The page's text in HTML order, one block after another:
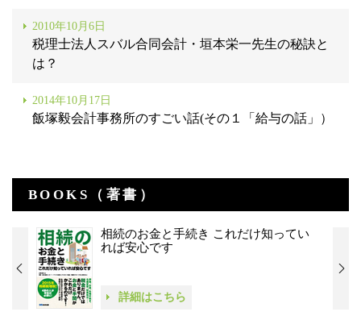
2010年10月6日
税理士法人スバル合同会計・垣本栄一先生の秘訣と
は？
2014年10月17日
飯塚毅会計事務所のすごい話(その１「給与の話」）
BOOKS（著書）
相続のお金と手続き これだけ知ってい
れば安心です
詳細はこちら